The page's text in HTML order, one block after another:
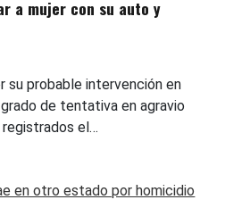
a mujer con su auto y
su probable intervención en
de tentativa en agravio
registrados el…